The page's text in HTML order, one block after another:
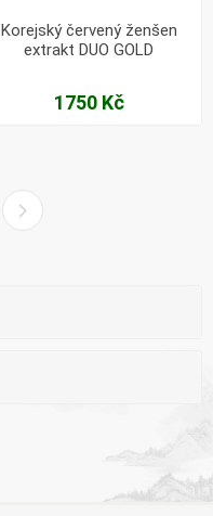
Korejský červený ženšen
extrakt DUO GOLD
1750 Kč